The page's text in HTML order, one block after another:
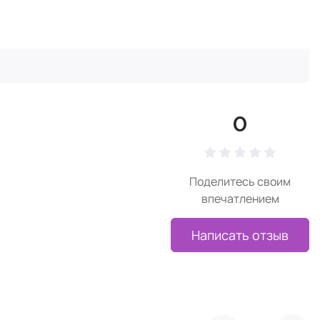
0
Поделитесь своим
впечатлением
Написать отзыв